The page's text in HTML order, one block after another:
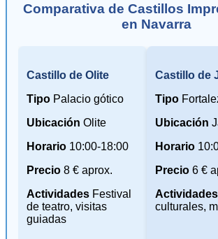
Comparativa de Castillos
en Navarra
Castillo de Olite
Tipo Palacio gótico
Ubicación Olite
Horario 10:00-18:00
Precio 8 € aprox.
Actividades Festival
de teatro, visitas
guiadas
Castillo de
Tipo
Ubicación
Horario
Precio 6 €
Actividades
culturales,